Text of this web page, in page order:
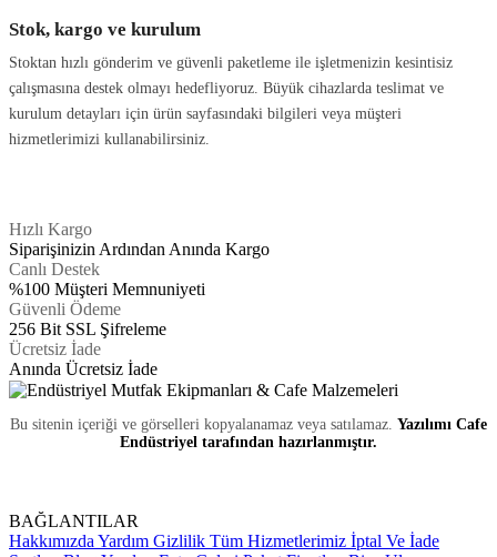
Stok, kargo ve kurulum
Stoktan hızlı gönderim ve güvenli paketleme ile işletmenizin kesintisiz
çalışmasına destek olmayı hedefliyoruz. Büyük cihazlarda teslimat ve
kurulum detayları için ürün sayfasındaki bilgileri veya müşteri
hizmetlerimizi kullanabilirsiniz.
Hızlı Kargo
Siparişinizin Ardından Anında Kargo
Canlı Destek
%100 Müşteri Memnuniyeti
Güvenli Ödeme
256 Bit SSL Şifreleme
Ücretsiz İade
Anında Ücretsiz İade
Bu sitenin içeriği ve görselleri kopyalanamaz veya satılamaz. Yazılımı Cafe
Endüstriyel tarafından hazırlanmıştır.
BAĞLANTILAR
Hakkımızda Yardım Gizlilik Tüm Hizmetlerimiz İptal Ve İade